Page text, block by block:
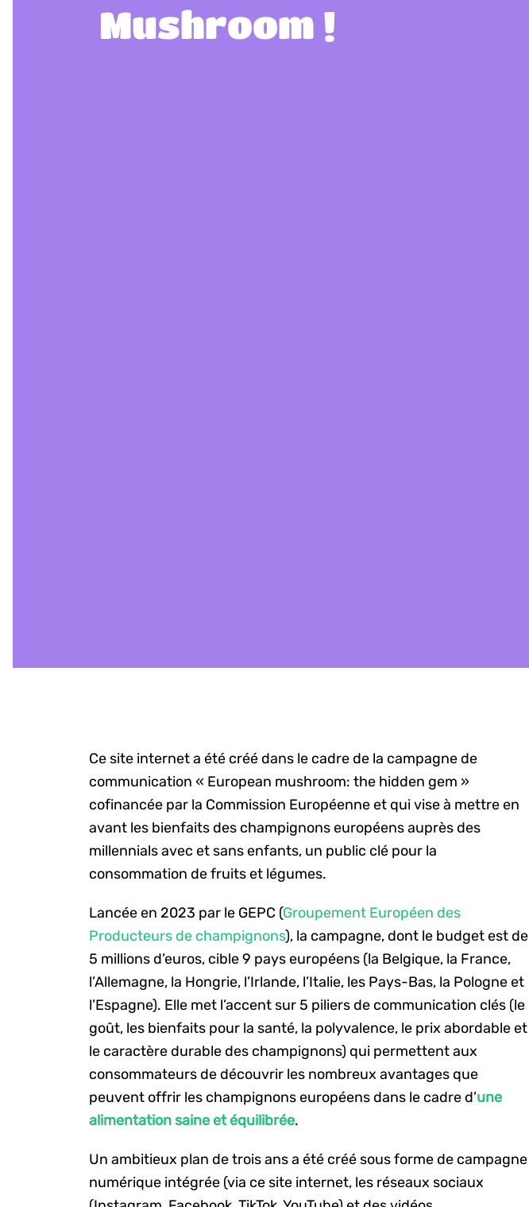
Mushroom !
Ce site internet a été créé dans le cadre de la campagne de
communication « European mushroom: the hidden gem »
cofinancée par la Commission Européenne et qui vise à mettre en
avant les bienfaits des champignons européens auprès des
millennials avec et sans enfants, un public clé pour la
consommation de fruits et légumes.
Lancée en 2023 par le GEPC (Groupement Européen des
Producteurs de champignons), la campagne, dont le budget est de
5 millions d’euros, cible 9 pays européens (la Belgique, la France,
l’Allemagne, la Hongrie, l’Irlande, l’Italie, les Pays-Bas, la Pologne et
l’Espagne). Elle met l’accent sur 5 piliers de communication clés (le
goût, les bienfaits pour la santé, la polyvalence, le prix abordable et
le caractère durable des champignons) qui permettent aux
consommateurs de découvrir les nombreux avantages que
peuvent offrir les champignons européens dans le cadre d’une
alimentation saine et équilibrée.
Un ambitieux plan de trois ans a été créé sous forme de campagne
numérique intégrée (via ce site internet, les réseaux sociaux